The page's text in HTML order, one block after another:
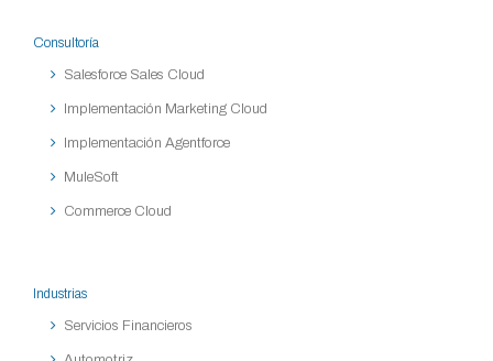
Consultoría
Salesforce Sales Cloud
Implementación Marketing Cloud
Implementación Agentforce
MuleSoft
Commerce Cloud
Industrias
Servicios Financieros